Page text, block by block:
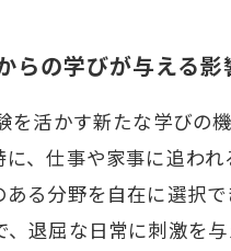
らの学びが与える影
を活かす新たな学びの
、仕事や家事に追わ
る分野を自在に選択
、退屈な日常に刺激を